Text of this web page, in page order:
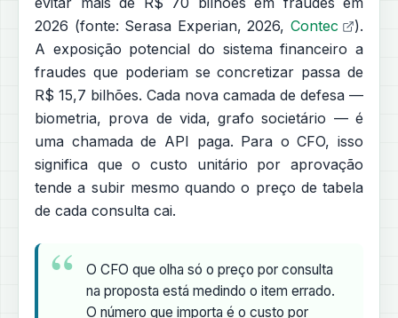
2026 (fonte: Serasa Experian, 2026, Contec
).
A exposição potencial do sistema financeiro a
fraudes que poderiam se concretizar passa de
R$ 15,7 bilhões. Cada nova camada de defesa —
biometria, prova de vida, grafo societário — é
uma chamada de API paga. Para o CFO, isso
significa que o custo unitário por aprovação
tende a subir mesmo quando o preço de tabela
de cada consulta cai.
O CFO que olha só o preço por consulta
na proposta está medindo o item errado.
O número que importa é o custo por